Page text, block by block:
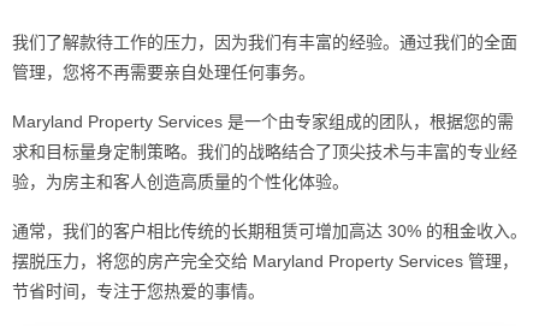
我们了解款待工作的压力，因为我们有丰富的经验。通过我们的全面
管理，您将不再需要亲自处理任何事务。
Maryland Property Services 是一个由专家组成的团队，根据您的需
求和目标量身定制策略。我们的战略结合了顶尖技术与丰富的专业经
验，为房主和客人创造高质量的个性化体验。
通常，我们的客户相比传统的长期租赁可增加高达 30% 的租金收入。
摆脱压力，将您的房产完全交给 Maryland Property Services 管理，
节省时间，专注于您热爱的事情。